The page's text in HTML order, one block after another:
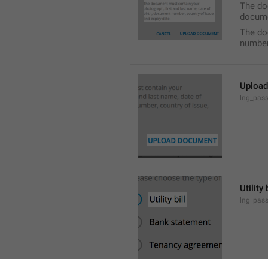
The
The
Utility